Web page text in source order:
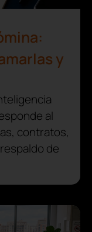
y
al
contratos,
de